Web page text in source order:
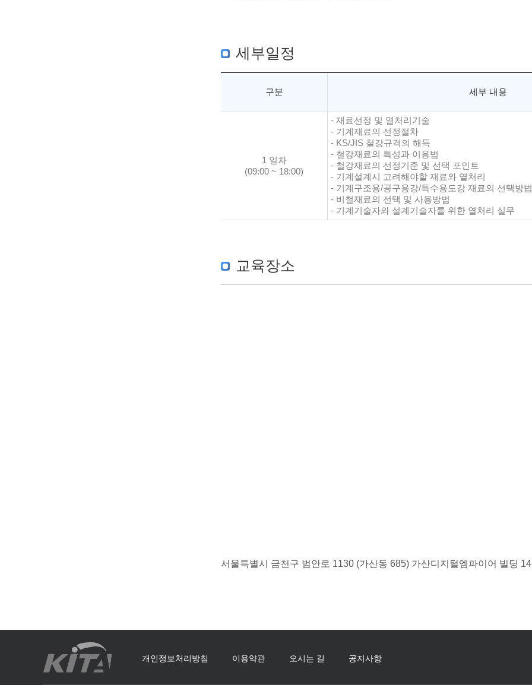
세부일정
구분 세부 내용
1 일차
(09:00 ~ 18:00)
- 재료선정 및 열처리기술
- 기계재료의 선정절차
- KS/JIS 철강규격의 해득
- 철강재료의 특성과 이용법
- 철강재료의 선정기준 및 선택 포인트
- 기계설계시 고려해야할 재료와 열처리
- 기계구조용/공구용강/특수용도강 재료의 선택방
- 비철재료의 선택 및 사용방법
- 기계기술자와 설계기술자를 위한 열처리 실무
교육장소
서울특별시 금천구 범안로 1130 (가산동 685) 가산디지털엠파이어 빌딩
개인정보처리방침 이용약관 오시는 길 공지사항